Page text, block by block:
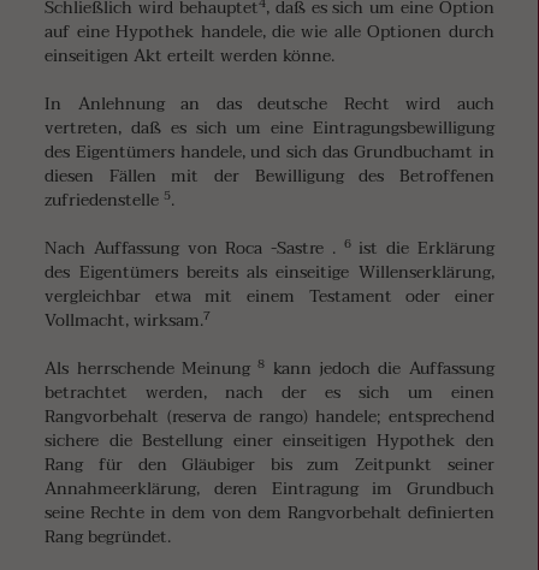
Schließlich wird behauptet , daß es sich um eine Option
auf eine Hypothek handele, die wie alle Optionen durch
einseitigen Akt erteilt werden könne.
In Anlehnung an das deutsche Recht wird auch
vertreten, daß es sich um eine Eintragungsbewilligung
des Eigentümers handele, und sich das Grundbuchamt in
diesen Fällen mit der Bewilligung des Betroffenen
zufriedenstelle 5.
Nach Auffassung von Roca -Sastre . 6ist die Erklärung
des Eigentümers bereits als einseitige Willenserklärung,
vergleichbar etwa mit einem Testament oder einer
Vollmacht, wirksam.7
Als herrschende Meinung8 kann jedoch die Auffassung
betrachtet werden, nach der es sich um einen
Rangvorbehalt (reserva de rango) handele; entsprechend
sichere die Bestellung einer einseitigen Hypothek den
Rang für den Gläubiger bis zum Zeitpunkt seiner
Annahmeerklärung, deren Eintragung im Grundbuch
seine Rechte in dem von dem Rangvorbehalt definierten
Rang begründet.